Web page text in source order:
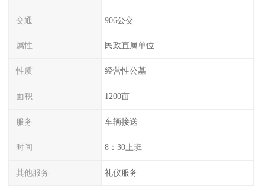
交通 906公交
属性 民政直属单位
性质 经营性公墓
面积 1200亩
服务 车辆接送
时间 8：30上班
其他服务 礼仪服务